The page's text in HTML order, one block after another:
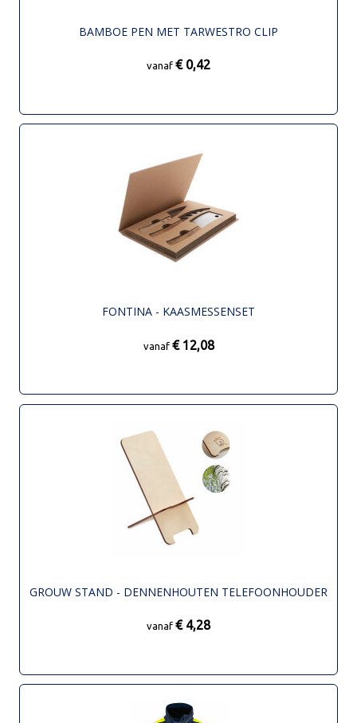
BAMBOE PEN MET TARWESTRO CLIP
vanaf € 0,42
FONTINA - KAASMESSENSET
vanaf € 12,08
GROUW STAND - DENNENHOUTEN TELEFOONHOUDER
vanaf € 4,28